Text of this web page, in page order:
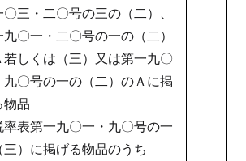
三・二〇号の三の（二）、
〇一・二〇号の一の（二）
若しくは（三）又は第一九〇
九〇号の一の（二）のＡに掲
物品
率表第一九〇一・九〇号の一
三）に掲げる物品のうち